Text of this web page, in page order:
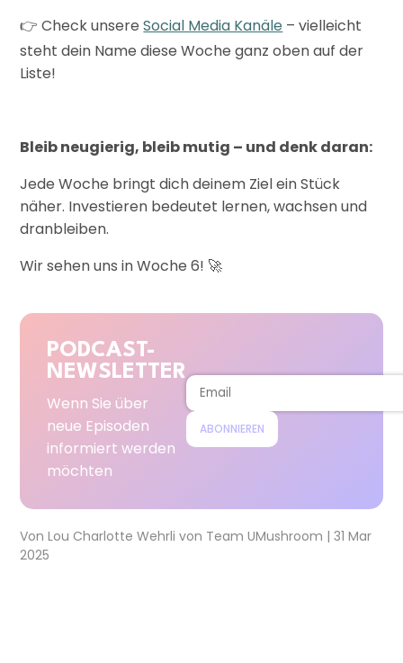
👉 Check unsereSocial Media Kanäle – vielleicht
steht dein Name diese Woche ganz oben auf der
Liste!
Bleib neugierig, bleib mutig – und denk daran:
Jede Woche bringt dich deinem Ziel ein Stück
näher. Investieren bedeutet lernen, wachsen und
dranbleiben.
Wir sehen uns in Woche 6! 🚀
PODCAST-
NEWSLETTER
Wenn Sie über
neue Episoden
informiert werden
möchten
ABONNIEREN
VonLou Charlotte Wehrlivon Team UMushroom |31 Mar
2025